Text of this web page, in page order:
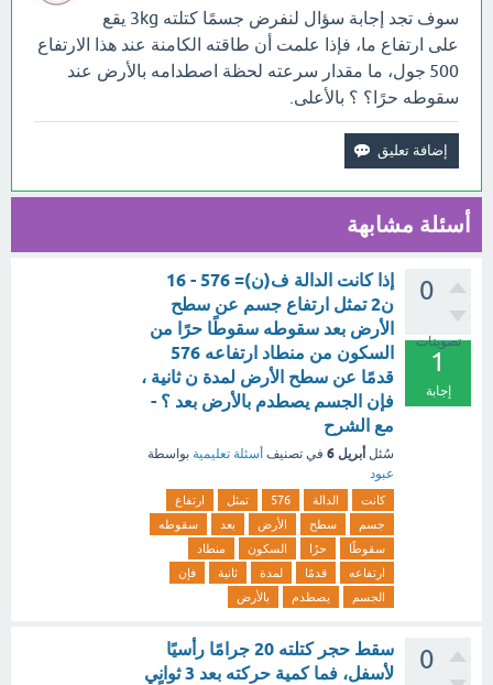
سوف تجد إجابة سؤال لنفرض جسمًا كتلته 3kg يقع
على ارتفاع ما، فإذا علمت أن طاقته الكامنة عند هذا الارتفاع
500 جول، ما مقدار سرعته لحظة اصطدامه بالأرض عند
سقوطه حرًا؟ ؟ بالأعلى.
أسئلة مشابهة
0
تصويتات
1
إجابة
إذا كانت الدالة ف(ن)= 576 - 16
ن2 تمثل ارتفاع جسم عن سطح
الأرض بعد سقوطه سقوطًا حرًا من
السكون من منطاد ارتفاعه 576
قدمًا عن سطح الأرض لمدة ن ثانية ،
فإن الجسم يصطدم بالأرض بعد ؟ -
مع الشرح
سُئل أبريل 6 في تصنيف أسئلة تعليمية بواسطة
عبود
كانت الدالة 576 تمثل
ارتفاع
جسم
سطح الأرض بعد
سقوطه
سقوطًا
حرًا السكون
منطاد
ارتفاعه
قدمًا لمدة ثانية
فإن
الجسم
يصطدم بالأرض
0
سقط حجر كتلته 20 جرامًا رأسيًا
لأسفل، فما كمية حركته بعد 3 ثوانٍي